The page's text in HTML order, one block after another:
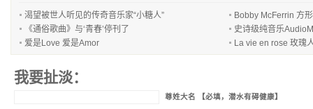
渴望被世人听见的传奇音乐家“小糖人”
Bobby McFerrin 方
《通俗歌曲》与‘青春’停刊了
史诗级纯音乐
爱是Love 爱是Amor
La vie en rose 玫瑰
我要扯淡：
尊姓大名 【必填，潜水有碍健康】